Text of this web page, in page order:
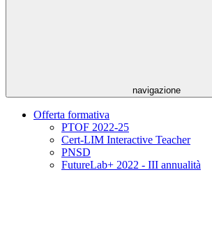
navigazione
Offerta formativa
PTOF 2022-25
Cert-LIM Interactive Teacher
PNSD
FutureLab+ 2022 - III annualità